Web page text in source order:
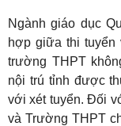
Ngành giáo dục
hợp giữa thi tuyển
trường THPT
nội trú tỉnh được
với xét tuyển. Đối
và Trường THPT